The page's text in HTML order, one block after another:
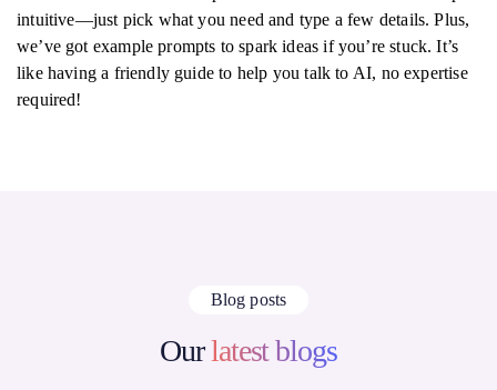
intuitive—just pick what you need and type a few details. Plus,
we’ve got example prompts to spark ideas if you’re stuck. It’s
like having a friendly guide to help you talk to AI, no expertise
required!
Blog posts
Ourlatest blogs